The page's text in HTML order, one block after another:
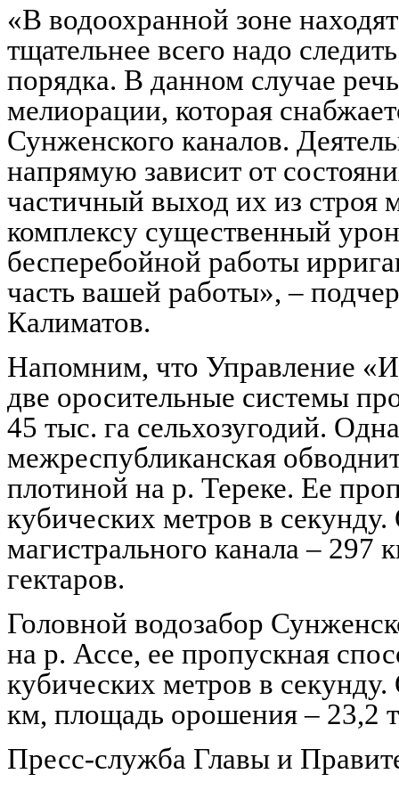
«В водоохранной зоне
тщательнее всего надо
порядка. В данном случае
мелиорации, которая
Сунженского каналов.
напрямую зависит от
частичный выход их из
комплексу существенный
бесперебойной работы
часть вашей работы», –
Калиматов.
Напомним, что Управление
две оросительные системы
45 тыс. га сельхозугодий.
межреспубликанская
плотиной на р. Тереке. Ее
кубических метров в
магистрального канала –
гектаров.
Головной водозабор
на р. Ассе, ее пропускная
кубических метров в
км, площадь орошения – 23,2
Пресс-служба Главы и